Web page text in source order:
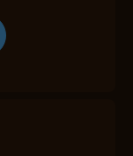
en milieu